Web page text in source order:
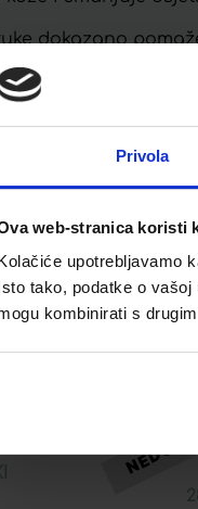
Privola
web-stranica koristi
upotrebljavamo
tako, podatke o
kombinirati s
dokazano
vode i održava